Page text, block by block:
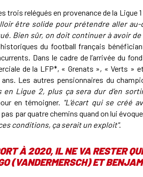
trois relégués en provenance de la Ligue
être solide pour prétendre aller au-
Bien sûr, on doit continuer à avoir
du football français
Dans le cadre de l’arrivée du
de la LFP*, « Grenats », « Verts »
Les autres pensionnaires du
Ligue 2, plus ça sera dur d’en
en témoigner. "L’écart qui se créé
par quatre chemins quand on lui
conditions, ça serait un exploit".
À 2020, IL NE VA RESTER
(VANDERMERSCH) ET